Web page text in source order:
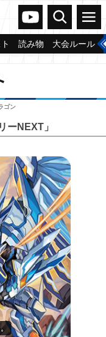
ヴァンガードch
検索 メニュー
読み物 大会ルール
ゴン
ーNEXT」